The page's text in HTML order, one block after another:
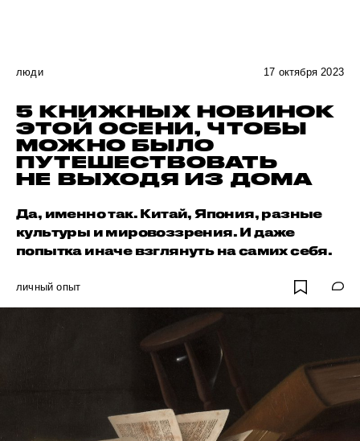
люди 17 октября 2023
5 КНИЖНЫХ НОВИНОК
ЭТОЙ ОСЕНИ, ЧТОБЫ
МОЖНО БЫЛО
ПУТЕШЕСТВОВАТЬ
НЕ ВЫХОДЯ ИЗ ДОМА
Да, именно так. Китай, Япония, разные
культуры и мировоззрения. И даже
попытка иначе взглянуть на самих себя.
личный опыт